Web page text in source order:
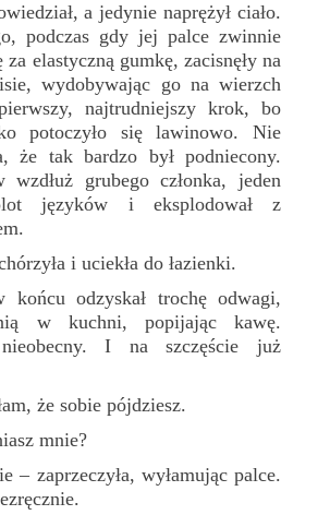
a jedynie naprężył ciało.
podczas gdy jej palce zwinnie
za elastyczną gumkę, zacisnęły na
wydobywając go na wierzch
najtrudniejszy krok, bo
potoczyło się lawinowo. Nie
że tak bardzo był podniecony.
grubego członka, jeden
języków i eksplodował z
i uciekła do łazienki.
końcu odzyskał trochę odwagi,
w kuchni, popijając kawę.
I na szczęście już
że sobie pójdziesz.
mnie?
– zaprzeczyła, wyłamując palce.